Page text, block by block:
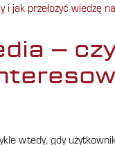
jak przełożyć wiedzę
–
wtedy, gdy